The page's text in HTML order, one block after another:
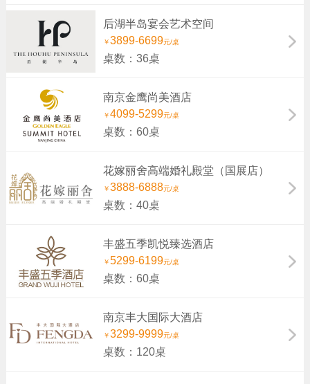
后湖半岛宴会艺术空间
￥3899-6699元/桌
桌数：36桌
南京金鹰尚美酒店
￥4099-5299元/桌
桌数：60桌
花嫁丽舍高端婚礼殿堂（国展店）
￥3888-6888元/桌
桌数：40桌
丰盛五季凯悦臻选酒店
￥5299-6199元/桌
桌数：60桌
南京丰大国际大酒店
￥3299-9999元/桌
桌数：120桌